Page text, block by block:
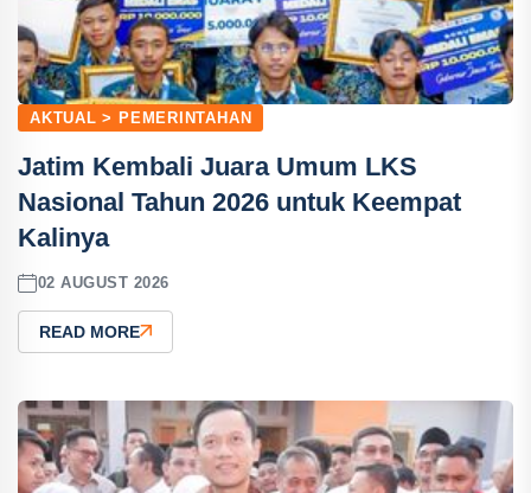
AKTUAL > PEMERINTAHAN
Jatim Kembali Juara Umum LKS
Nasional Tahun 2026 untuk Keempat
Kalinya
02 AUGUST 2026
READ MORE